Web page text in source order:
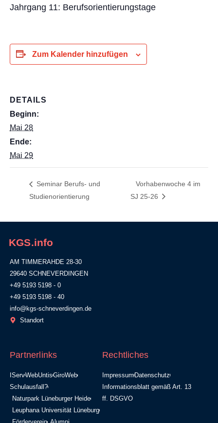
Jahrgang 11: Berufsorientierungstage
Zum Kalender hinzufügen
DETAILS
Beginn:
Mai 28
Ende:
Mai 29
Seminar Berufs- und
Studienorientierung
Vorhabenwoche 4 im
SJ 25-26
KGS.info
AM TIMMERAHDE 28-30
29640 SCHNEVERDINGEN
+49 5193 5198 - 0
+49 5193 5198 - 40
info@kgs-schneverdingen.de
Standort
Partnerlinks
IServWebUntisGiroWeb
Schulausfall?
Naturpark Lüneburger Heide
Leuphana Universität Lüneburg
Rechtliches
Impressum Datenschutz
Informationsblatt gemäß Art. 13
ff. DSGVO